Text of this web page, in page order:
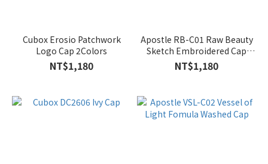
Cubox Erosio Patchwork
Logo Cap 2Colors
NT$1,180
Apostle RB-C01 Raw Beauty
Sketch Embroidered Cap
2Colors
NT$1,180